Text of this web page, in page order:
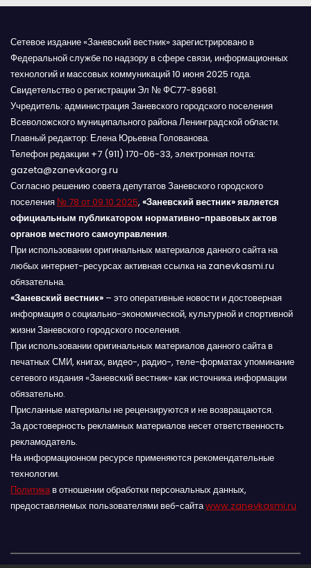
Сетевое издание «Заневский вестник» зарегистрировано в
Федеральной службе по надзору в сфере связи, информационных
технологий и массовых коммуникаций 10 июня 2025 года.
Свидетельство о регистрации Эл № ФС77-89681.
Учредитель: администрация Заневского городского поселения
Всеволожского муниципального района Ленинградской области.
Главный редактор: Елена Юрьевна Голованова.
Телефон редакции +7 (911) 170-06-33, электронная почта:
gazeta@zanevkaorg.ru
Согласно решению совета депутатов Заневского городского
поселения № 78 от 09.10.2025, «Заневский вестник» является
официальным публикатором нормативно-правовых актов
органов местного самоуправления.
При использовании оригинальных материалов данного сайта на
любых интернет-ресурсах активная ссылка на zanevkasmi.ru
обязательна.
«Заневский вестник» – это оперативные новости и достоверная
информация о социально-экономической, культурной и спортивной
жизни Заневского городского поселения.
При использовании оригинальных материалов данного сайта в
печатных СМИ, книгах, видео-, радио-, теле-форматах упоминание
сетевого издания «Заневский вестник» как источника информации
обязательно.
Присланные материалы не рецензируются и не возвращаются.
За достоверность рекламных материалов несет ответственность
рекламодатель.
На информационном ресурсе применяются рекомендательные
технологии.
Политикав отношении обработки персональных данных,
предоставляемых пользователями веб-сайтаwww.zanevkasmi.ru